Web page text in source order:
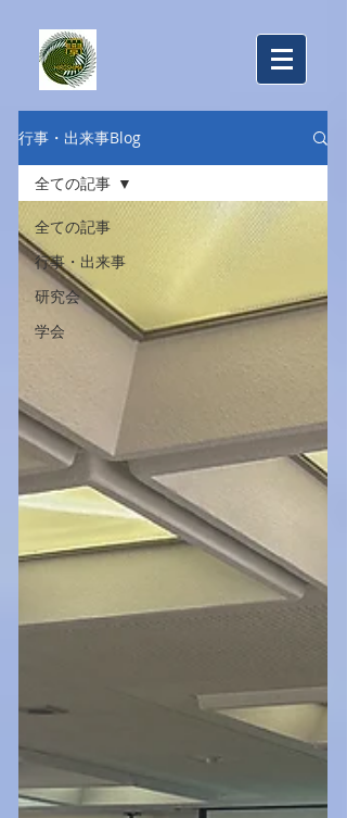
行事・出来事Blog
全ての記事
行事・出来事
研究会
学会
全ての記事